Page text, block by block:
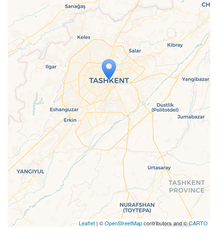
Travelers' Map wird geladen …
Wenn du dies siehst, nachdem deine
Seite vollständig geladen wurde,
fehlen leafletJS-Dateien.
Leaflet| ©OpenStreetMapcontributors and ©CARTO